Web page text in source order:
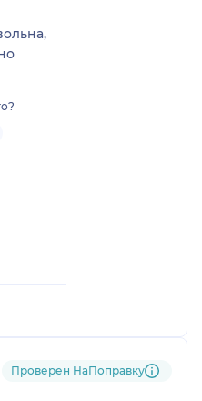
НаПоправку
Проверен НаПоправку